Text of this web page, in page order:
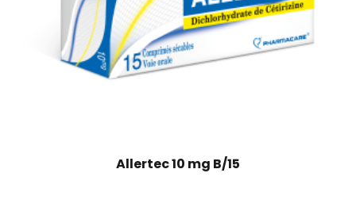
Allertec 10 mg B/15